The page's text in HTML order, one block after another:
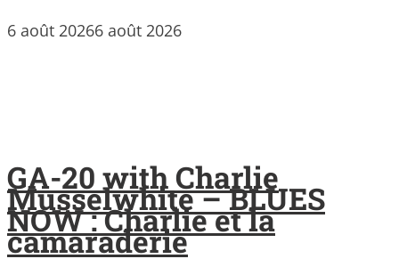
6 août 20266 août 2026
GA-20 with Charlie
Musselwhite – BLUES
NOW : Charlie et la
camaraderie